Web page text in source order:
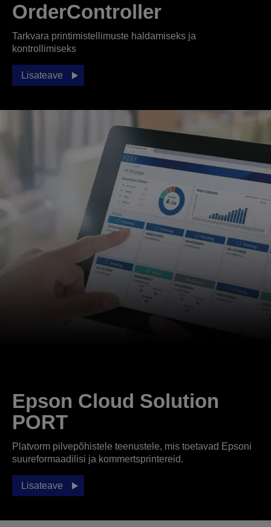
OrderController
Tarkvara printimistellimuste haldamiseks ja
kontrollimiseks
Lisateave
Epson Cloud Solution
PORT
Platvorm pilvepõhistele teenustele, mis toetavad Epsoni
suureformaadilisi ja kommertsprintereid.
Lisateave